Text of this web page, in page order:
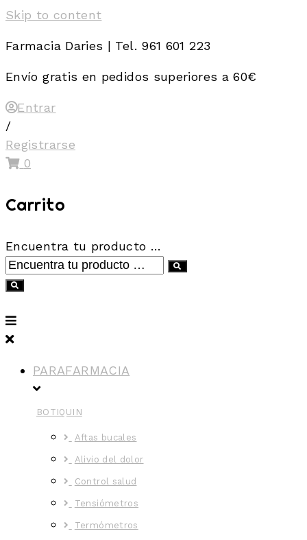
Skip to content
Farmacia Daries | Tel. 961 601 223
Envío gratis en pedidos superiores a 60€
Entrar
/
Registrarse
0
Carrito
Encuentra tu producto …
PARAFARMACIA
BOTIQUIN
Aftas bucales
Alivio del dolor
Control salud
Tensiómetros
Termómetros